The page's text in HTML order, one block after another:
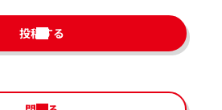
投稿する